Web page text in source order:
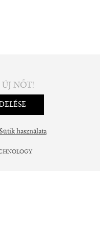
ÚJ NŐT!
Sütik használata